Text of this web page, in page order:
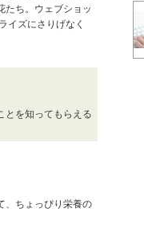
たち。ウェブショッ
イズにさりげなく
とを知ってもらえる
、ちょっぴり栄養の